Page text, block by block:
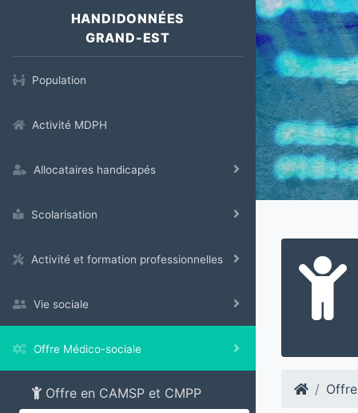
HANDIDONNÉES
GRAND-EST
Population
Activité MDPH
Allocataires handicapés
Scolarisation
Activité et formation professionnelles
Vie sociale
Offre Médico-sociale
Offre en CAMSP et CMPP